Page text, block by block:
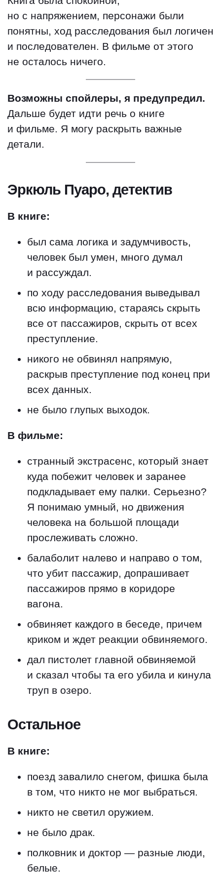
но с напряжением, персонажи были
понятны, ход расследования был логичен
и последователен. В фильме от этого
не осталось ничего.
Возможны спойлеры, я предупредил.
Дальше будет идти речь о книге
и фильме. Я могу раскрыть важные
детали.
Эркюль Пуаро, детектив
В книге:
был сама логика и задумчивость,
человек был умен, много думал
и рассуждал.
по ходу расследования выведывал
всю информацию, стараясь скрыть
все от пассажиров, скрыть от всех
преступление.
никого не обвинял напрямую,
раскрыв преступление под конец при
всех данных.
не было глупых выходок.
В фильме:
странный экстрасенс, который знает
куда побежит человек и заранее
подкладывает ему палки. Серьезно?
Я понимаю умный, но движения
человека на большой площади
прослеживать сложно.
балаболит налево и направо о том,
что убит пассажир, допрашивает
пассажиров прямо в коридоре
вагона.
обвиняет каждого в беседе, причем
криком и ждет реакции обвиняемого.
дал пистолет главной обвиняемой
и сказал чтобы та его убила и кинула
труп в озеро.
Остальное
В книге:
поезд завалило снегом, фишка была
в том, что никто не мог выбраться.
никто не светил оружием.
не было драк.
полковник и доктор — разные люди,
белые.